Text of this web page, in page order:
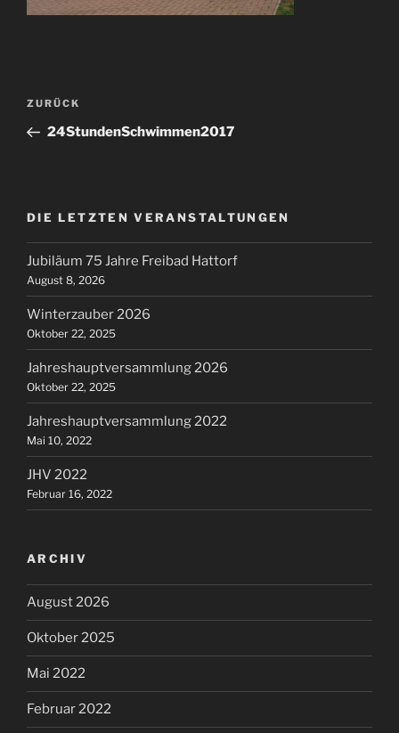
Beitragsnavigation
Vorheriger
Beitrag
ZURÜCK
24StundenSchwimmen2017
DIE LETZTEN VERANSTALTUNGEN
Jubiläum 75 Jahre Freibad Hattorf
August 8, 2026
Winterzauber 2026
Oktober 22, 2025
Jahreshauptversammlung 2026
Oktober 22, 2025
Jahreshauptversammlung 2022
Mai 10, 2022
JHV 2022
Februar 16, 2022
ARCHIV
August 2026
Oktober 2025
Mai 2022
Februar 2022